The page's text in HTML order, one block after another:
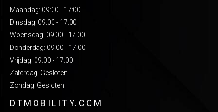
Maandag: 09:00 - 17:00
Dinsdag: 09.00 - 17.00
Woensdag: 09.00 - 17.00
Donderdag: 09.00 - 17.00
Vrijdag: 09.00 - 17.00
Zaterdag: Gesloten
Zondag: Gesloten
DTMOBILITY.COM